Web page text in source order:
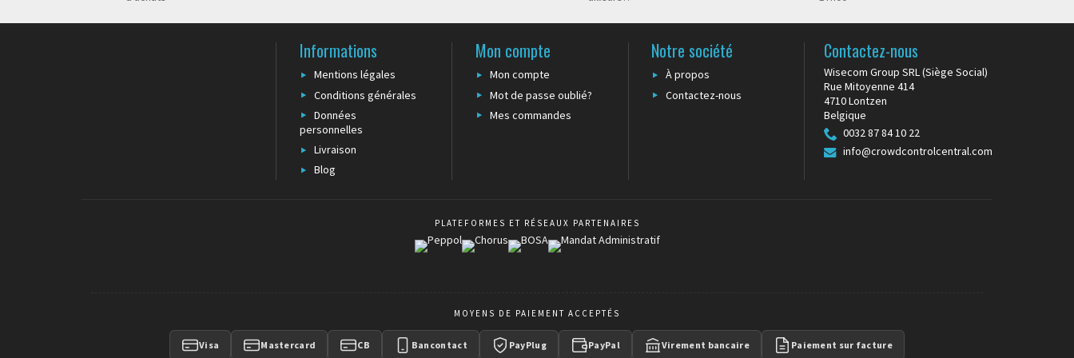
Informations
Mentions légales
Conditions générales
Données
personnelles
Livraison
Blog
Mon compte
Mon compte
Mot de passe oublié?
Mes commandes
Notre société
À propos
Contactez-nous
Contactez-nous
Wisecom Group SRL (Siège Social)
Rue Mitoyenne 414
4710 Lontzen
Belgique
0032 87 84 10 22
info@crowdcontrolcentral.com
PLATEFORMES ET RÉSEAUX PARTENAIRES
MOYENS DE PAIEMENT ACCEPTÉS
Visa Mastercard CB Bancontact PayPlug PayPal Virement bancaire Paiement sur facture